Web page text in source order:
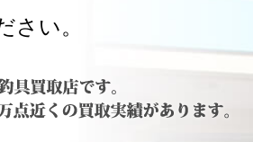
さい。